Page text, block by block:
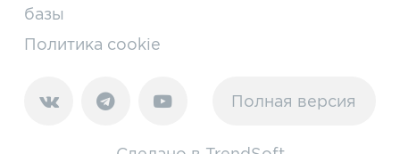
базы
Политика cookie
Полная версия